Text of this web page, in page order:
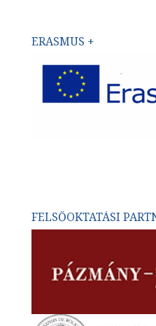
ERASMUS +
FELSŐOKTATÁSI